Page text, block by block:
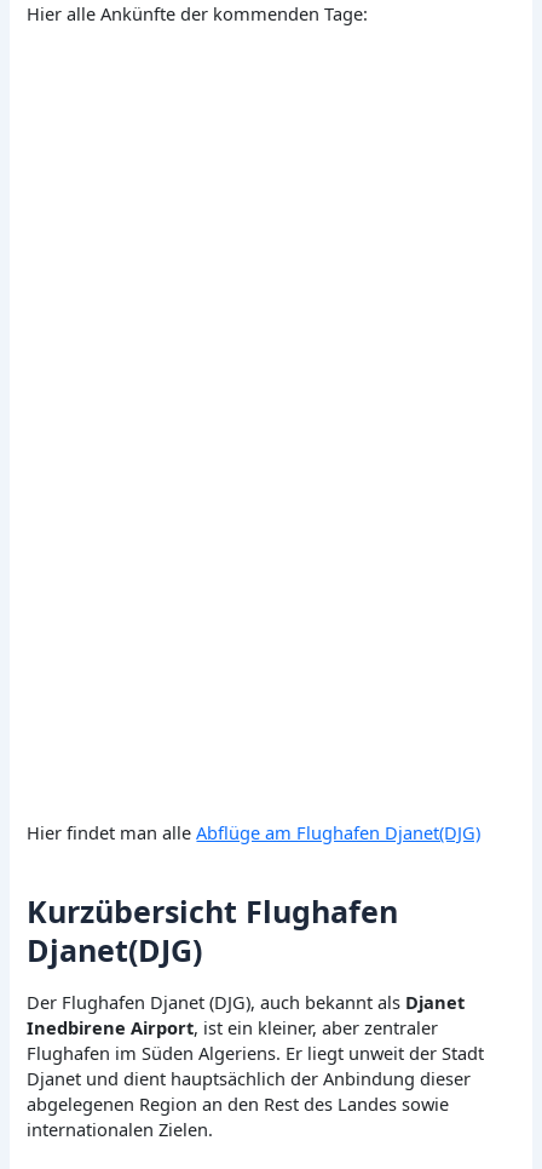
Hier alle Ankünfte der kommenden Tage:
Hier findet man alleAbflüge am Flughafen Djanet(DJG)
Kurzübersicht Flughafen
Djanet(DJG)
Der Flughafen Djanet (DJG), auch bekannt als Djanet
Inedbirene Airport, ist ein kleiner, aber zentraler
Flughafen im Süden Algeriens. Er liegt unweit der Stadt
Djanet und dient hauptsächlich der Anbindung dieser
abgelegenen Region an den Rest des Landes sowie
internationalen Zielen.